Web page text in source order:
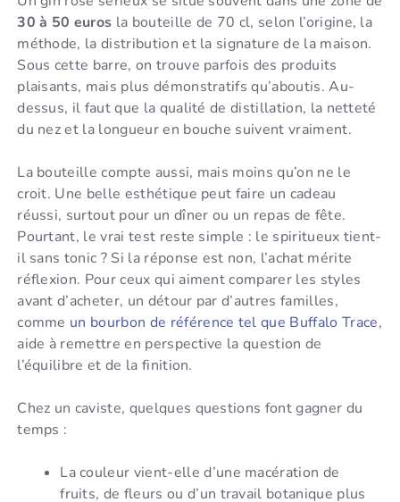
30 à 50 euros la bouteille de 70 cl, selon l’origine, la
méthode, la distribution et la signature de la maison.
Sous cette barre, on trouve parfois des produits
plaisants, mais plus démonstratifs qu’aboutis. Au-
dessus, il faut que la qualité de distillation, la netteté
du nez et la longueur en bouche suivent vraiment.
La bouteille compte aussi, mais moins qu’on ne le
croit. Une belle esthétique peut faire un cadeau
réussi, surtout pour un dîner ou un repas de fête.
Pourtant, le vrai test reste simple : le spiritueux tient-
il sans tonic ? Si la réponse est non, l’achat mérite
réflexion. Pour ceux qui aiment comparer les styles
avant d’acheter, un détour par d’autres familles,
comme un bourbon de référence tel que Buffalo Trace,
aide à remettre en perspective la question de
l’équilibre et de la finition.
Chez un caviste, quelques questions font gagner du
temps :
La couleur vient-elle d’une macération de
fruits, de fleurs ou d’un travail botanique plus